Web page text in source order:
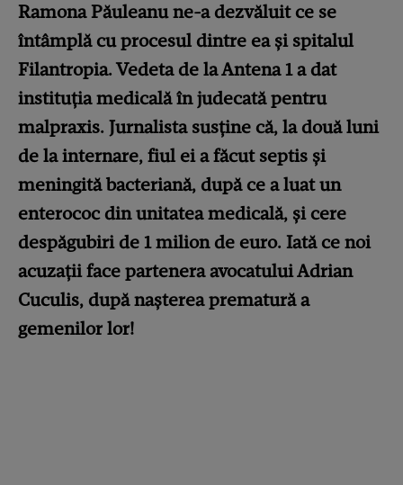
Ramona Păuleanu ne-a dezvăluit ce se
întâmplă cu procesul dintre ea și spitalul
Filantropia. Vedeta de la Antena 1 a dat
instituția medicală în judecată pentru
malpraxis. Jurnalista susține că, la două luni
de la internare, fiul ei a făcut septis și
meningită bacteriană, după ce a luat un
enterococ din unitatea medicală, și cere
despăgubiri de 1 milion de euro. Iată ce noi
acuzații face partenera avocatului Adrian
Cuculis, după nașterea prematură a
gemenilor lor!